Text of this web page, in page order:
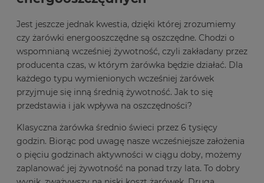
Jest jeszcze jednak kwestia, dzięki której zrozumiemy
czy żarówki energooszczędne są oszczędne. Chodzi o
wspomnianą wcześniej żywotność, czyli zakładany przez
producenta czas, w którym żarówka będzie działać. Dla
każdego typu wymienionych wcześniej żarówek
przyjmuje się inną średnią żywotność. Jak to się
przedstawia i jak wpływa na oszczędności?
Klasyczna żarówka średnio świeci przez 6 tysięcy
godzin. Biorąc pod uwagę nasze wcześniejsze założenia
o pięciu godzinach aktywności w ciągu doby, możemy
zaplanować jej żywotność na ponad trzy lata. To dobry